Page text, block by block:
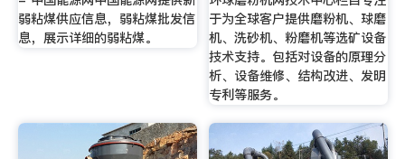
弱粘煤供应信息，弱粘煤批发信
息，展示详细的弱粘煤。
于为全球客户提供磨粉机、球磨
机、洗砂机、粉磨机等选矿设备
技术支持。包括对设备的原理分
析、设备维修、结构改进、发明
专利等服务。